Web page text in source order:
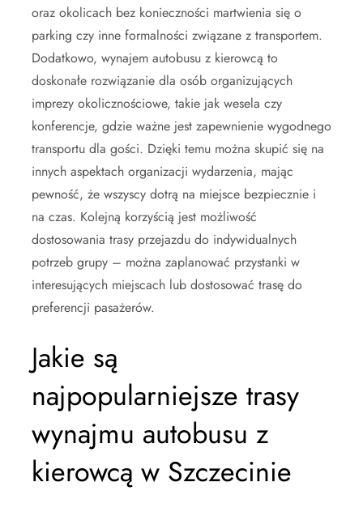
oraz okolicach bez konieczności martwienia się o
parking czy inne formalności związane z transportem.
Dodatkowo, wynajem autobusu z kierowcą to
doskonałe rozwiązanie dla osób organizujących
imprezy okolicznościowe, takie jak wesela czy
konferencje, gdzie ważne jest zapewnienie wygodnego
transportu dla gości. Dzięki temu można skupić się na
innych aspektach organizacji wydarzenia, mając
pewność, że wszyscy dotrą na miejsce bezpiecznie i
na czas. Kolejną korzyścią jest możliwość
dostosowania trasy przejazdu do indywidualnych
potrzeb grupy – można zaplanować przystanki w
interesujących miejscach lub dostosować trasę do
preferencji pasażerów.
Jakie są
najpopularniejsze trasy
wynajmu autobusu z
kierowcą w Szczecinie